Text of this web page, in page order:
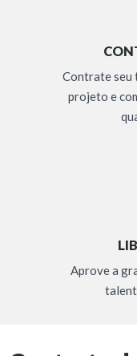
Contrate seu
projeto e
Aprove a